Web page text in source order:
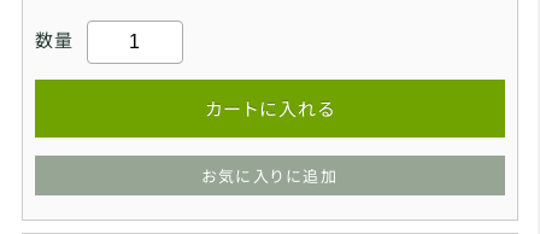
数量
カートに入れる
お気に入りに追加